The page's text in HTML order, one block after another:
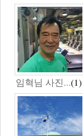
임혁님 사진...(1)